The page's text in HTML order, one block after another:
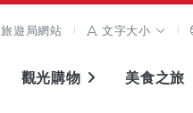
旅遊局網站 文字大小
觀光購物 美食之旅